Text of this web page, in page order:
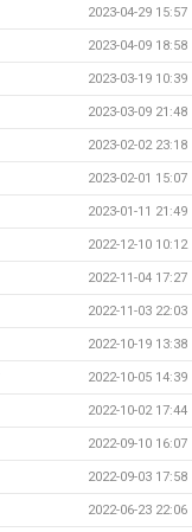
2023-04-29 15:57
2023-04-09 18:58
2023-03-19 10:39
2023-03-09 21:48
2023-02-02 23:18
2023-02-01 15:07
2023-01-11 21:49
2022-12-10 10:12
2022-11-04 17:27
2022-11-03 22:03
2022-10-19 13:38
2022-10-05 14:39
2022-10-02 17:44
2022-09-10 16:07
2022-09-03 17:58
2022-06-23 22:06